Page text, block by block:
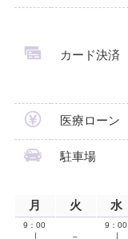
カード決済
医療ローン
駐車場
月 火 水
9：00
–
9：00